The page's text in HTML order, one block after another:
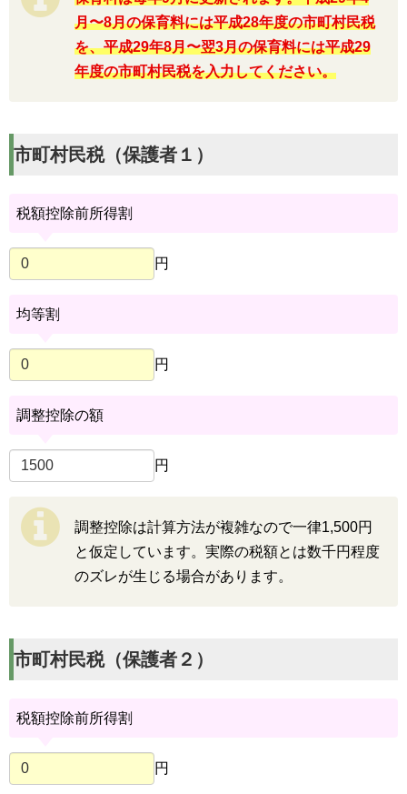
月〜8月の保育料には平成28年度の市町村民税
を、平成29年8月〜翌3月の保育料には平成29
年度の市町村民税を入力してください。
市町村民税（保護者１）
税額控除前所得割
円
均等割
円
調整控除の額
円
調整控除は計算方法が複雑なので一律1,500円
と仮定しています。実際の税額とは数千円程度
のズレが生じる場合があります。
市町村民税（保護者２）
税額控除前所得割
円